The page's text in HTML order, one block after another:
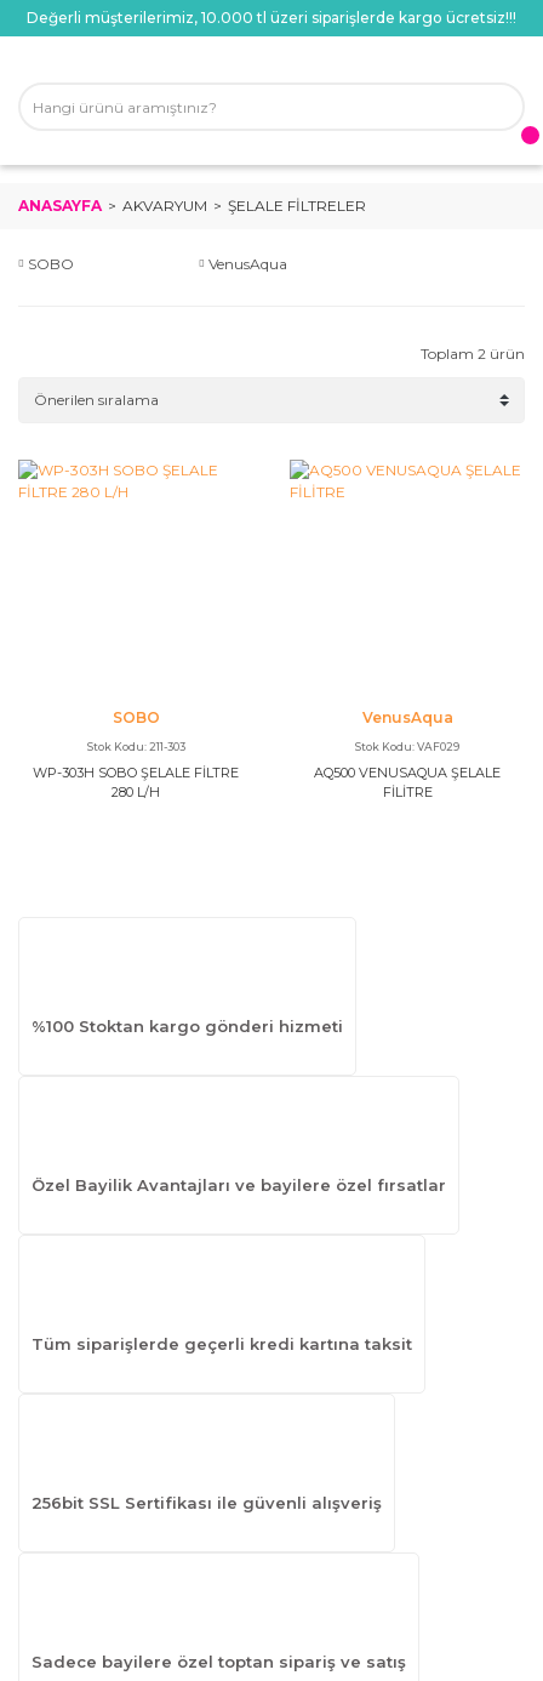
Değerli müşterilerimiz, 10.000 tl üzeri siparişlerde kargo ücretsiz!!!
ANASAYFA AKVARYUM ŞELALE FILTRELER
SOBO VenusAqua
Toplam 2 ürün
SOBO
Stok Kodu: 211-303
WP-303H SOBO ŞELALE FİLTRE
280 L/H
VenusAqua
Stok Kodu: VAF029
AQ500 VENUSAQUA ŞELALE
FİLİTRE
%100 Stoktan kargo gönderi hizmeti
Özel Bayilik Avantajları ve bayilere özel fırsatlar
Tüm siparişlerde geçerli kredi kartına taksit
256bit SSL Sertifikası ile güvenli alışveriş
Sadece bayilere özel toptan sipariş ve satış